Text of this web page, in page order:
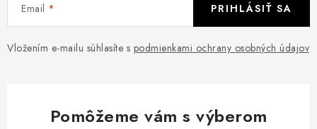
Email
Vložením e-mailu súhlasíte s podmienkami ochrany osobných údajov
PRIHLÁSIŤ SA
Pomôžeme vám s výberom